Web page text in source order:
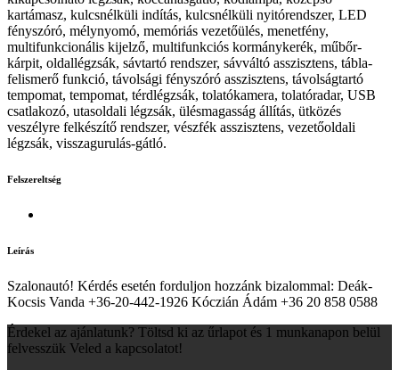
kartámasz, kulcsnélküli indítás, kulcsnélküli nyitórendszer, LED
fényszóró, mélynyomó, memóriás vezetőülés, menetfény,
multifunkcionális kijelző, multifunkciós kormánykerék, műbőr-
kárpit, oldallégzsák, sávtartó rendszer, sávváltó asszisztens, tábla-
felismerő funkció, távolsági fényszóró asszisztens, távolságtartó
tempomat, tempomat, térdlégzsák, tolatókamera, tolatóradar, USB
csatlakozó, utasoldali légzsák, ülésmagasság állítás, ütközés
veszélyre felkészítő rendszer, vészfék asszisztens, vezetőoldali
légzsák, visszagurulás-gátló.
Felszereltség
Leírás
Szalonautó! Kérdés esetén forduljon hozzánk bizalommal: Deák-
Kocsis Vanda +36-20-442-1926 Kóczián Ádám +36 20 858 0588
Érdekel az ajánlatunk? Töltsd ki az űrlapot és 1 munkanapon belül
felvesszük Veled a kapcsolatot!